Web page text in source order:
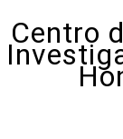
Centro